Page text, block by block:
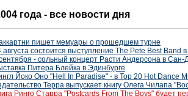
года - все новости дня
пишет мемуары о прошедшем турне
августа состоится выступление The Pete Best Band
- сольный концерт Расти Андерсона в Сан-
Питера Блейка в Эдинбурге
Йоко Оно "Hell In Paradise" - в Top 20 Hot Dance
Терра выпускает книгу Олега Чилапа
Ринго Старра "Postcards From The Boys" будет